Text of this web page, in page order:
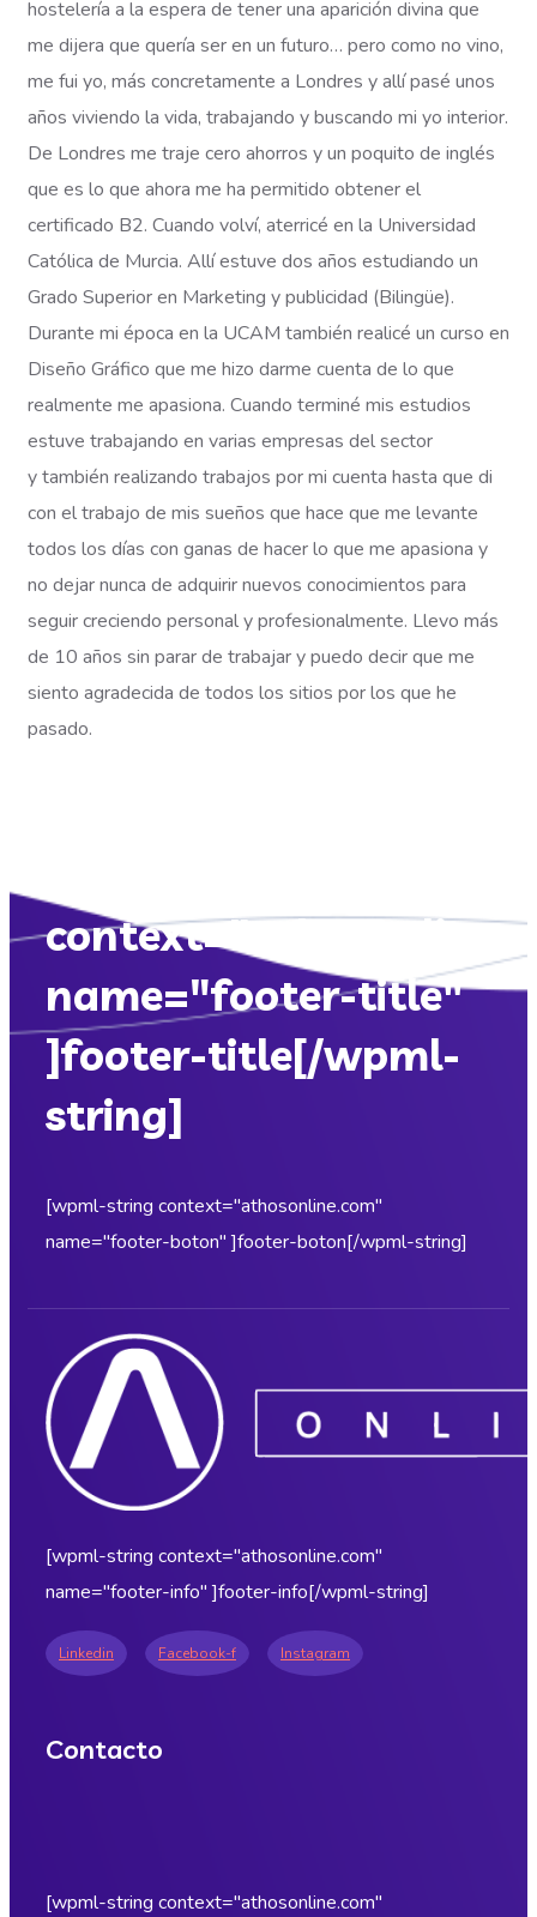
hostelería a la espera de tener una aparición divina que
me dijera que quería ser en un futuro… pero como no vino,
me fui yo, más concretamente a Londres y allí pasé unos
años viviendo la vida, trabajando y buscando mi yo interior.
De Londres me traje cero ahorros y un poquito de inglés
que es lo que ahora me ha permitido obtener el
certificado B2. Cuando volví, aterricé en la Universidad
Católica de Murcia. Allí estuve dos años estudiando un
Grado Superior en Marketing y publicidad (Bilingüe).
Durante mi época en la UCAM también realicé un curso en
Diseño Gráfico que me hizo darme cuenta de lo que
realmente me apasiona. Cuando terminé mis estudios
estuve trabajando en varias empresas del sector
y también realizando trabajos por mi cuenta hasta que di
con el trabajo de mis sueños que hace que me levante
todos los días con ganas de hacer lo que me apasiona y
no dejar nunca de adquirir nuevos conocimientos para
seguir creciendo personal y profesionalmente. Llevo más
de 10 años sin parar de trabajar y puedo decir que me
siento agradecida de todos los sitios por los que he
pasado.
name="footer-title"
]footer-title[/wpml-
string]
[wpml-string context="athosonline.com"
name="footer-boton" ]footer-boton[/wpml-string]
[wpml-string context="athosonline.com"
name="footer-info" ]footer-info[/wpml-string]
Linkedin Facebook-f Instagram
Contacto
[wpml-string context="athosonline.com"